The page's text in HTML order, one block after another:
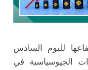
لليوم السادس
الجيوسياسية في